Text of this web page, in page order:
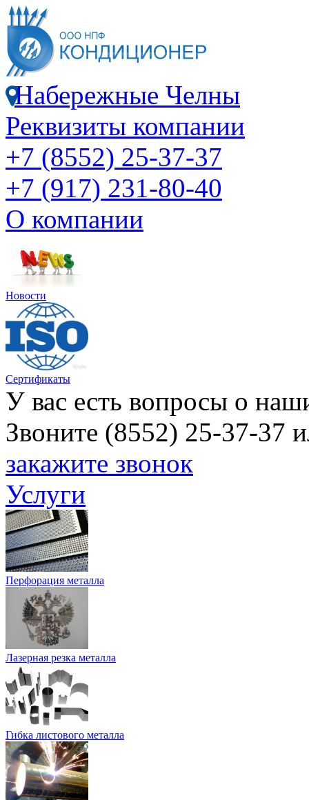
Набережные Челны
Реквизиты компании
+7 (8552) 25-37-37
+7 (917) 231-80-40
О компании
Новости
Сертификаты
У вас есть вопросы о
Звоните (8552) 25-37-37
закажите звонок
Услуги
Перфорация металла
Лазерная резка металла
Гибка листового металла